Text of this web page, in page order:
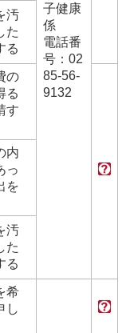
子健康
係
電話番
号：02
85-56-
9132
汚
た
る
の
る
す
内
っ
を
汚
た
る
希
し